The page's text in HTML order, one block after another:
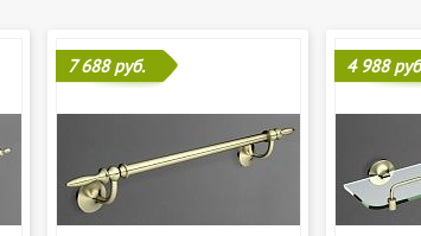
7 688 руб. 4 988